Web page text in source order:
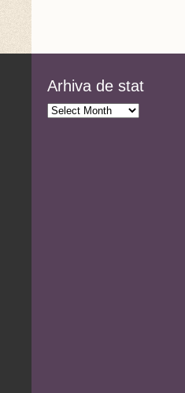
Arhiva de stat
Arhiva
de